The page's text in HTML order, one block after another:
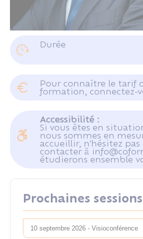
M. LESBATS
Se connecter
Durée
Pour connaître le tarif
formation, connectez-
Accessibilité :
Si vous êtes en
nous sommes en
accueillir, n'hésitez pas
contacter à
étudierons ensemble
Prochaines sessions